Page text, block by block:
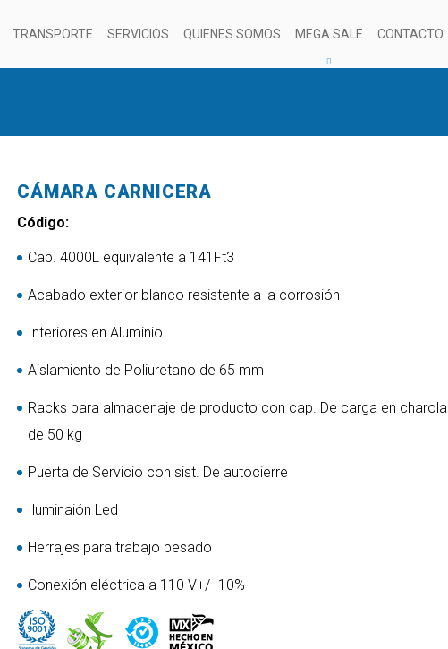
TRANSPORTE SERVICIOS QUIENES SOMOS MEGA SALE CONTACTO
CÁMARA CARNICERA
Código:
Cap. 4000L equivalente a 141Ft3
Acabado exterior blanco resistente a la corrosión
Interiores en Aluminio
Aislamiento de Poliuretano de 65 mm
Racks para almacenaje de producto con cap. De carga en charola
de 50 kg
Puerta de Servicio con sist. De autocierre
Iluminaión Led
Herrajes para trabajo pesado
Conexión eléctrica a 110 V+/- 10%